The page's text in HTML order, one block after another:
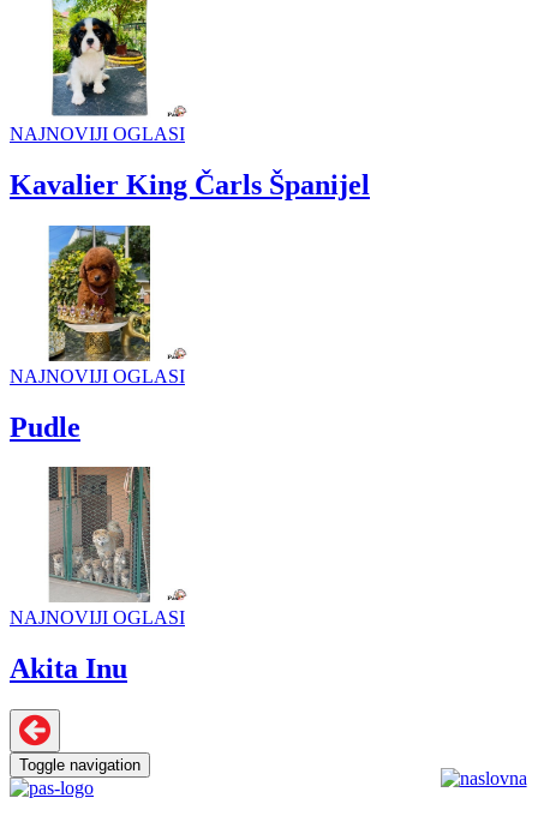
NAJNOVIJI OGLASI
Kavalier King Čarls Španijel
NAJNOVIJI OGLASI
Pudle
NAJNOVIJI OGLASI
Akita Inu
Toggle navigation